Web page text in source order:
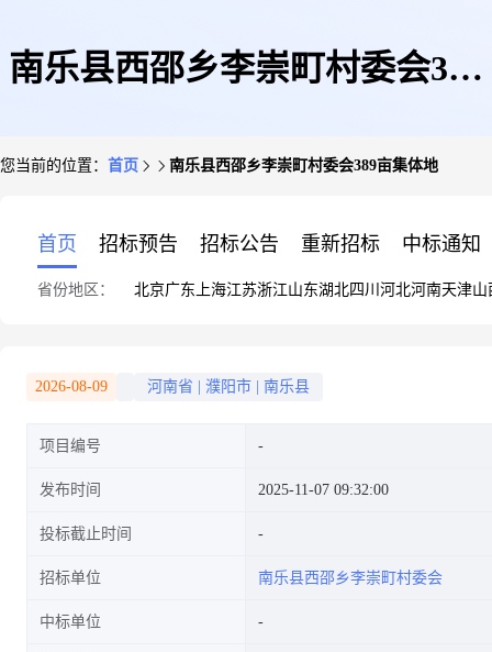
南乐县西邵乡李崇町村委会389
您当前的位置： 首页 南乐县西邵乡李崇町村委会389亩集体地
首页 招标预告 招标公告 重新招标 中标通知
省份地区： 北京广东 上海江苏浙江山东湖北四川 河北河南天津山
2026-08-09 河南省 濮阳市 南乐县
项目编号
发布时间 2025-11-07 09:32:00
投标截止时间
招标单位 南乐县西邵乡李崇町村委会
中标单位